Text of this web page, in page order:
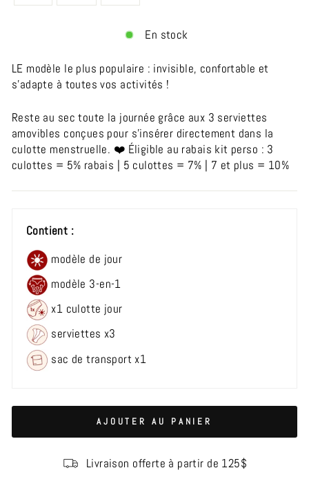
En stock
LE modèle le plus populaire : invisible, confortable et
s'adapte à toutes vos activités !
Reste au sec toute la journée grâce aux 3 serviettes
amovibles conçues pour s'insérer directement dans la
culotte menstruelle. ❤️ Éligible au rabais kit perso : 3
culottes = 5% rabais | 5 culottes = 7% | 7 et plus = 10%
Contient :
modèle de jour
modèle 3-en-1
x1 culotte jour
serviettes x3
sac de transport x1
AJOUTER AU PANIER
Livraison offerte à partir de 125$